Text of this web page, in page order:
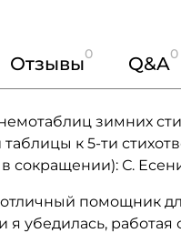
Отзывы0 Q&A0
зимних
к 5-ти
сокращении): С.
помощник
я убедилась,